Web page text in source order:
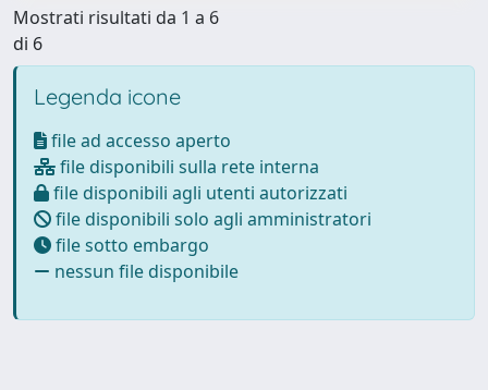
Mostrati risultati da 1 a 6
di 6
Legenda icone
file ad accesso aperto
file disponibili sulla rete interna
file disponibili agli utenti autorizzati
file disponibili solo agli amministratori
file sotto embargo
nessun file disponibile